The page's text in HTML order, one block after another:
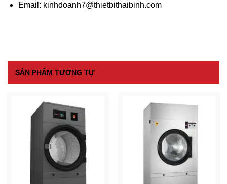
Email: kinhdoanh7@thietbithaibinh.com
SẢN PHẨM TƯƠNG TỰ